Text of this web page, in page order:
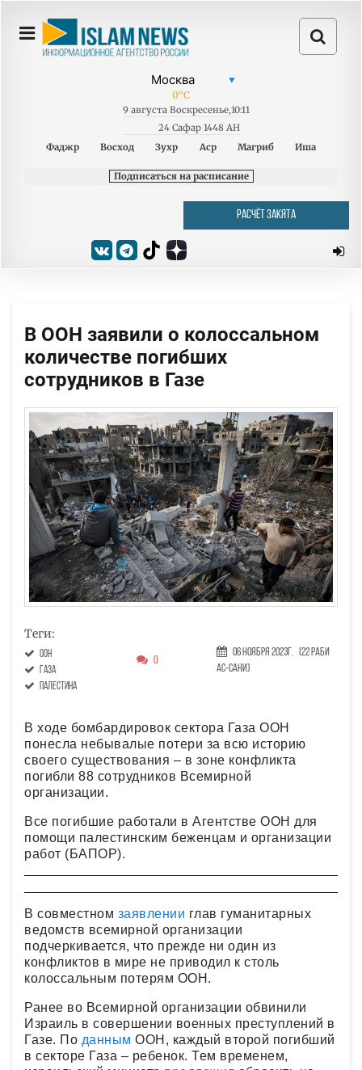
0°C
9 августа Воскресенье,10:11
24 Сафар 1448 AH
Фаджр
Восход Зухр Аср Магриб Иша
Подписаться на расписание
РАСЧЁТ ЗАКЯТА
В ООН заявили о колоссальном
количестве погибших
сотрудников в Газе
Теги:
ООН
Газа
Палестина
0
06 Ноября 2023г. (22 Раби
ас-сани)
В ходе бомбардировок сектора Газа ООН
понесла небывалые потери за всю историю
своего существования – в зоне конфликта
погибли 88 сотрудников Всемирной
организации.
Все погибшие работали в Агентстве ООН для
помощи палестинским беженцам и организации
работ (БАПОР).
В совместном заявлении глав гуманитарных
ведомств всемирной организации
подчеркивается, что прежде ни один из
конфликтов в мире не приводил к столь
колоссальным потерям ООН.
Ранее во Всемирной организации обвинили
Израиль в совершении военных преступлений в
Газе. По данным ООН, каждый второй погибший
в секторе Газа – ребенок. Тем временем,